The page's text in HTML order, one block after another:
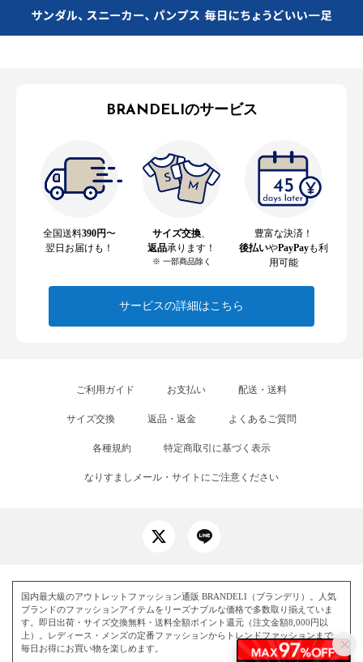
BRANDELIのサービス
全国送料390円〜
翌日お届けも！
サイズ交換
返品承ります！
※ 一部商品除く
豊富な決済！
後払いやPayPayも利
用可能
サービスの詳細はこちら
ご利用ガイド お支払い 配送・送料
サイズ交換 返品・返金 よくあるご質問
各種規約 特定商取引に基づく表示
なりすましメール・サイトにご注意ください
国内最大級のアウトレットファッション通販 BRANDELI（ブランデリ）。人気
ブランドのファッションアイテムをリーズナブルな価格で多数取り揃えていま
す。即日出荷・サイズ交換無料・送料全額ポイント還元（注文金額8,000円以
上）。レディース・メンズの定番ファッションからトレンドファッションまで、
毎日お得にお買い物を楽しめます。